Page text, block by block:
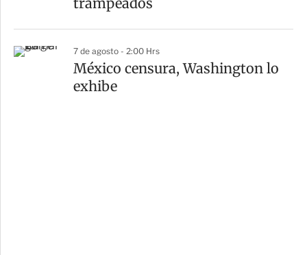
7 de agosto - 2:00 Hrs
México censura, Washington lo
exhibe